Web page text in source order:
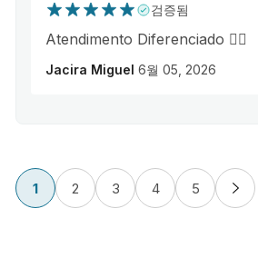
검증됨
Atendimento Diferenciado 👌🏾
Jacira Miguel 6월 05, 2026
1 2 3 4 5